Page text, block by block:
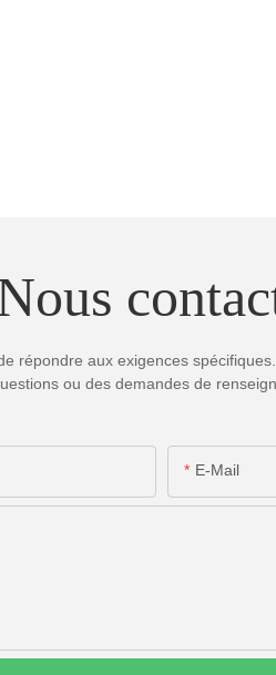
répondre aux exigences
ou des demandes de
E-Mail